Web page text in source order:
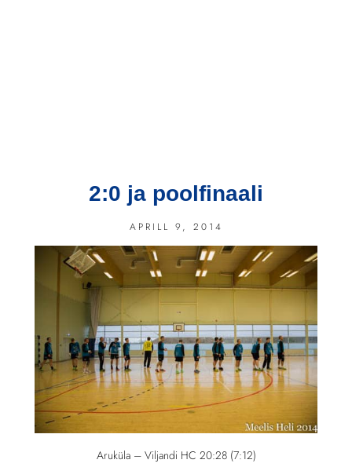
2:0 ja poolfinaali
APRILL 9, 2014
Aruküla – Viljandi HC 20:28 (7:12)